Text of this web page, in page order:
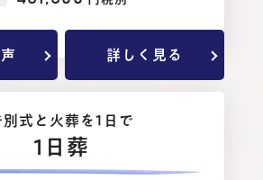
詳しく見る
別式と⽕葬を1⽇で
1日葬